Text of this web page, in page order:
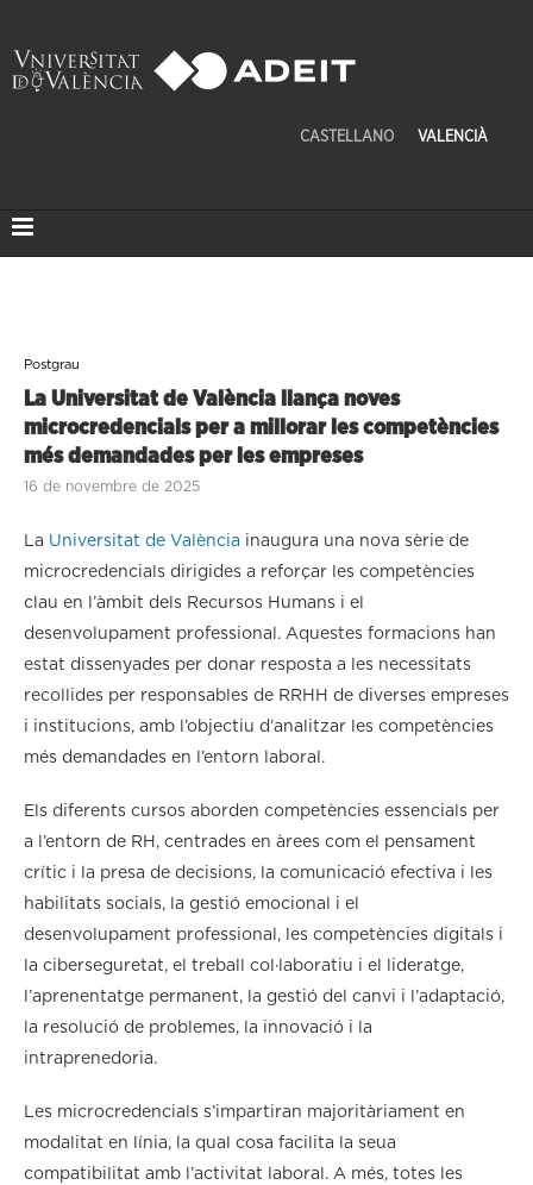
CASTELLANO VALENCIÀ
Postgrau
La Universitat de València llança noves
microcredencials per a millorar les competències
més demandades per les empreses
16 de novembre de 2025
La Universitat de València inaugura una nova sèrie de
microcredencials dirigides a reforçar les competències
clau en l’àmbit dels Recursos Humans i el
desenvolupament professional. Aquestes formacions han
estat dissenyades per donar resposta a les necessitats
recollides per responsables de RRHH de diverses empreses
i institucions, amb l’objectiu d’analitzar les competències
més demandades en l’entorn laboral.
Els diferents cursos aborden competències essencials per
a l’entorn de RH, centrades en àrees com el pensament
crític i la presa de decisions, la comunicació efectiva i les
habilitats socials, la gestió emocional i el
desenvolupament professional, les competències digitals i
la ciberseguretat, el treball col·laboratiu i el lideratge,
l’aprenentatge permanent, la gestió del canvi i l’adaptació,
la resolució de problemes, la innovació i la
intraprenedoria.
Les microcredencials s’impartiran majoritàriament en
modalitat en línia, la qual cosa facilita la seua
compatibilitat amb l’activitat laboral. A més, totes les